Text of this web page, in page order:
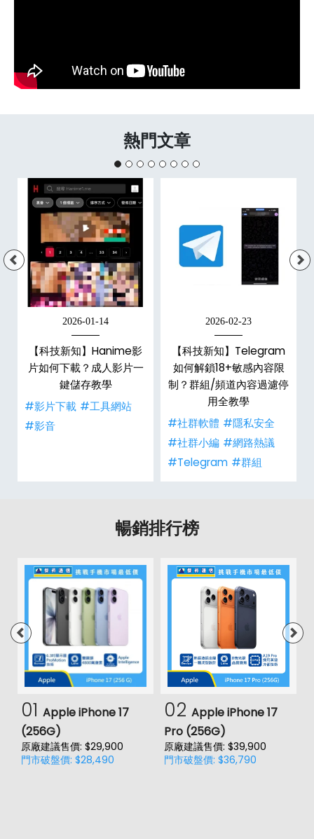
熱門文章
2026-01-14
【科技新知】Hanime影
片如何下載？成人影片一
鍵儲存教學
#影片下載 #工具網站
#影音
2026-02-23
【科技新知】Telegram
如何解鎖18+敏感內容限
制？群組/頻道內容過濾停
用全教學
#社群軟體 #隱私安全
#社群小編 #網路熱議
#Telegram #群組
暢銷排行榜
01 Apple iPhone 17
(256G)
原廠建議售價: $29,900
門市破盤價: $28,490
02 Apple iPhone 17
Pro (256G)
原廠建議售價: $39,900
門市破盤價: $36,790